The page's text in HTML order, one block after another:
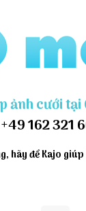
ảnh cưới tại
+49 162 321
hãy để Kajo